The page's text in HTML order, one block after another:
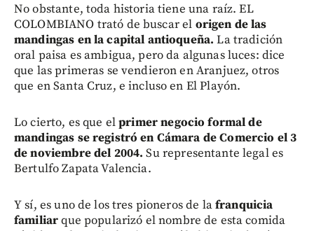
No obstante, toda historia tiene una raíz. EL
COLOMBIANO trató de buscar el origen de las
mandingas en la capital antioqueña.La tradición
oral paisa es ambigua, pero da algunas luces: dice
que las primeras se vendieron en Aranjuez, otros
que en Santa Cruz, e incluso en El Playón.
Lo cierto, es que elprimer negocio formal de
mandingas se registró en Cámara de Comercio el 3
de noviembre del 2004.Su representante legal es
Bertulfo Zapata Valencia.
Y sí, es uno de los tres pioneros de lafranquicia
familiarque popularizó el nombre de esta comida